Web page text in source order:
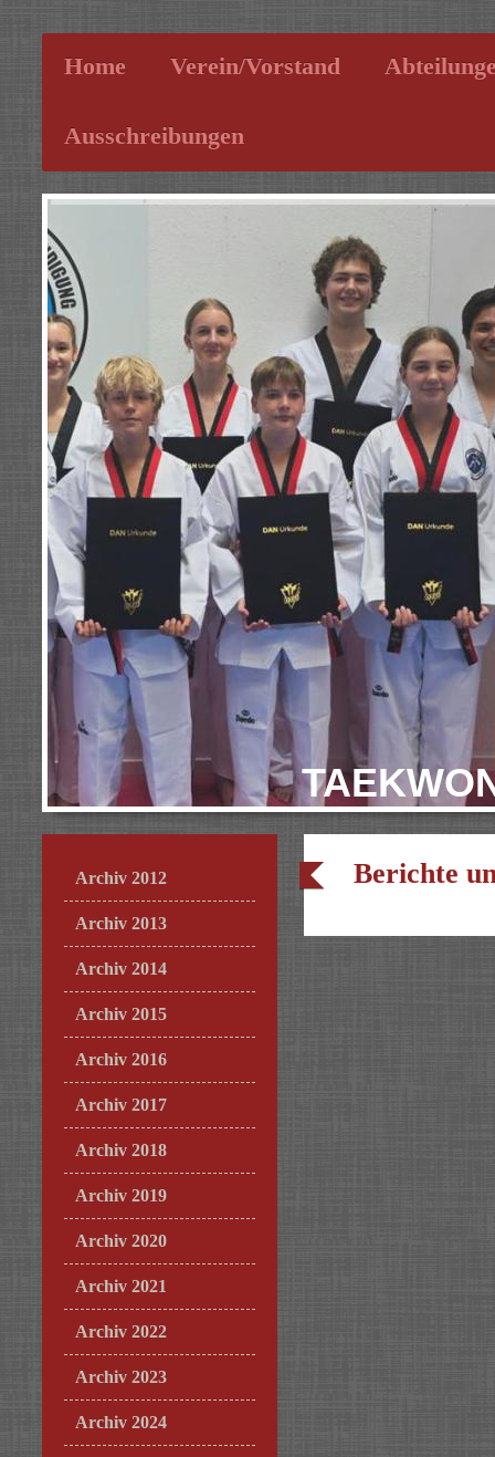
Home Verein/Vorstand
Ausschreibungen
Berichte
Archiv 2012
Archiv 2013
Archiv 2014
Archiv 2015
Archiv 2016
Archiv 2017
Archiv 2018
Archiv 2019
Archiv 2020
Archiv 2021
Archiv 2022
Archiv 2023
Archiv 2024